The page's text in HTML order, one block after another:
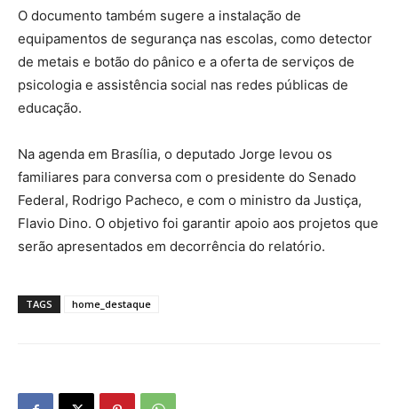
O documento também sugere a instalação de
equipamentos de segurança nas escolas, como detector
de metais e botão do pânico e a oferta de serviços de
psicologia e assistência social nas redes públicas de
educação.
Na agenda em Brasília, o deputado Jorge levou os
familiares para conversa com o presidente do Senado
Federal, Rodrigo Pacheco, e com o ministro da Justiça,
Flavio Dino. O objetivo foi garantir apoio aos projetos que
serão apresentados em decorrência do relatório.
TAGS home_destaque